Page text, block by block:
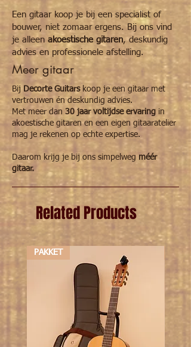
Een gitaar koop je bij een specialist of
bouwer, niet zomaar ergens. Bij ons vind
je alleen akoestische gitaren, deskundig
advies en professionele afstelling.
Meer gitaar
Bij Decorte Guitarskoop je een gitaar met
vertrouwen én deskundig advies.
Met meer dan 30 jaar voltijdse ervaring in
akoestische gitaren en een eigen gitaaratelier
mag je rekenen op echte expertise.
Daarom krijg je bij ons simpelweg méér
gitaar.
Related Products
PAKKET